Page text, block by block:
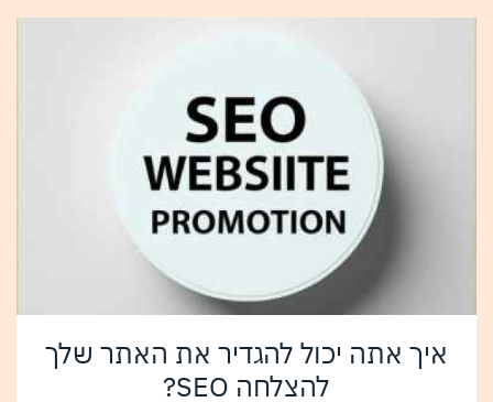
איך אתה יכול להגדיר את האתר שלך
להצלחה SEO?